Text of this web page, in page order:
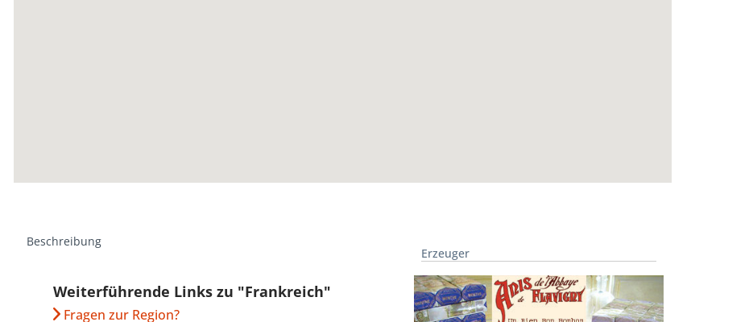
Beschreibung
Weiterführende Links zu "Frankreich"
Fragen zur Region?
Erzeuger